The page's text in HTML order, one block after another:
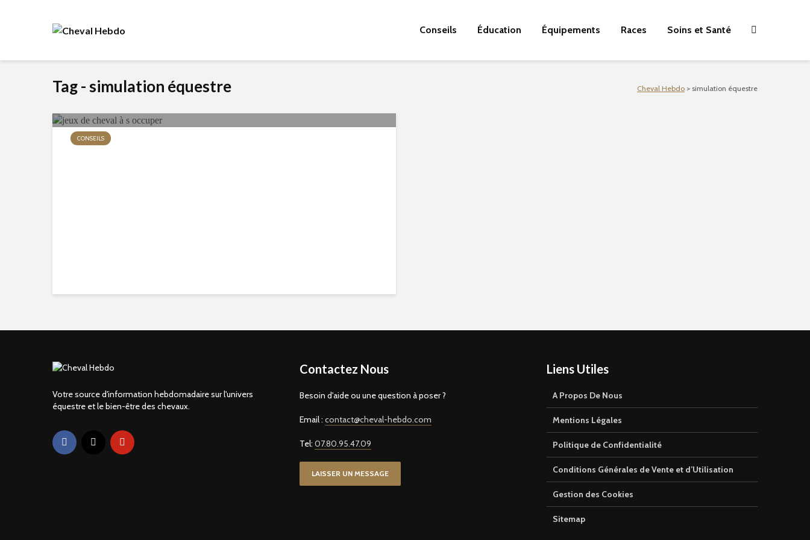
Conseils Éducation Équipements Races Soins et Santé
Tag - simulation équestre Cheval Hebdo > simulation équestre
CONSEILS
Votre source d'information hebdomadaire sur l'univers
équestre et le bien-être des chevaux.
Contactez Nous
Besoin d'aide ou une question à poser ?
Email : contact@cheval-hebdo.com
Tel: 07.80.95.47.09
LAISSER UN MESSAGE
Liens Utiles
A Propos De Nous
Mentions Légales
Politique de Confidentialité
Conditions Générales de Vente et d’Utilisation
Gestion des Cookies
Sitemap